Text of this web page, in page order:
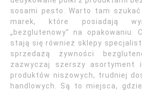
sosami pesto. Warto tam
marek, które posiadają
„bezglutenowy” na opakowaniu.
stają się również sklepy
sprzedażą żywności
zazwyczaj szerszy
produktów niszowych, trudniej
handlowych. Są to miejsca,